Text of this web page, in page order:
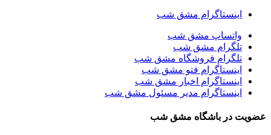
اینستاگرام مشق شب
واتساپ مشق شب
تلگرام مشق شب
تلگرام فروشگاه مشق شب
اینستاگرام فتو مشق شب
اینستاگرام اخبار مشق شب
اینستاگرام مدیر مسئول مشق شب
عضویت در باشگاه مشق شب